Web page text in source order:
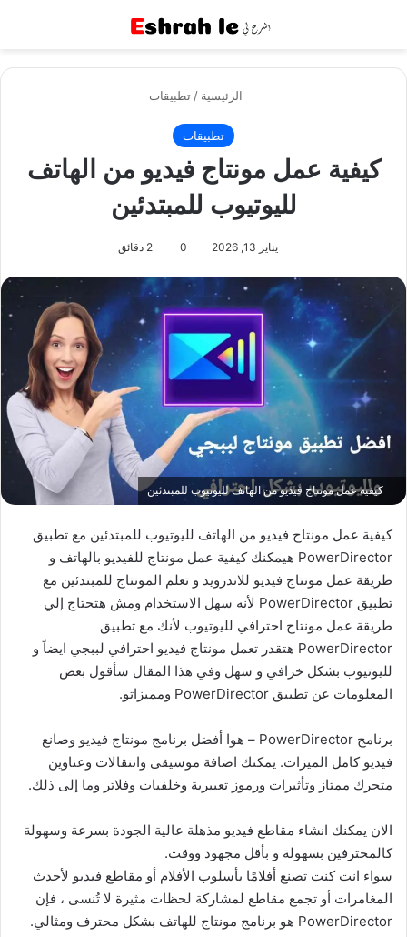
الرئيسية / تطبيقات
تطبيقات
كيفية عمل مونتاج فيديو من الهاتف
لليوتيوب للمبتدئين
يناير 13, 2026 0 2 دقائق
كيفية عمل مونتاج فيديو من الهاتف لليوتيوب للمبتدئين
كيفية عمل مونتاج فيديو من الهاتف لليوتيوب للمبتدئين مع تطبيق
PowerDirector هيمكنك كيفية عمل مونتاج للفيديو بالهاتف و
طريقة عمل مونتاج فيديو للاندرويد و تعلم المونتاج للمبتدئين مع
تطبيق PowerDirector لأنه سهل الاستخدام ومش هتحتاج إلي
طريقة عمل مونتاج احترافي لليوتيوب لأنك مع تطبيق
PowerDirector هتقدر تعمل مونتاج فيديو احترافي لببجي ايضاً و
لليوتيوب بشكل خرافي و سهل وفي هذا المقال سأقول بعض
المعلومات عن تطبيق PowerDirector ومميزاتو.
برنامج PowerDirector – هوا أفضل برنامج مونتاج فيديو وصانع
فيديو كامل الميزات. يمكنك اضافة موسيقى وانتقالات وعناوين
متحرك ممتاز وتأثيرات ورموز تعبيرية وخلفيات وفلاتر وما إلى ذلك.
الان يمكنك انشاء مقاطع فيديو مذهلة عالية الجودة بسرعة وسهولة
كالمحترفين بسهولة و بأقل مجهود ووقت.
سواء انت كنت تصنع أفلامًا بأسلوب الأفلام أو مقاطع فيديو لأحدث
المغامرات أو تجمع مقاطع لمشاركة لحظات مثيرة لا تُنسى ، فإن
PowerDirector هو برنامج مونتاج للهاتف بشكل محترف ومثالي.